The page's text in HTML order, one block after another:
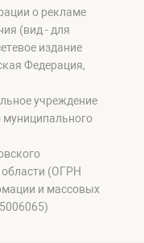
о рекламе
(вид - для
издание
Федерация,
учреждение
муниципального
(ОГРН
и массовых